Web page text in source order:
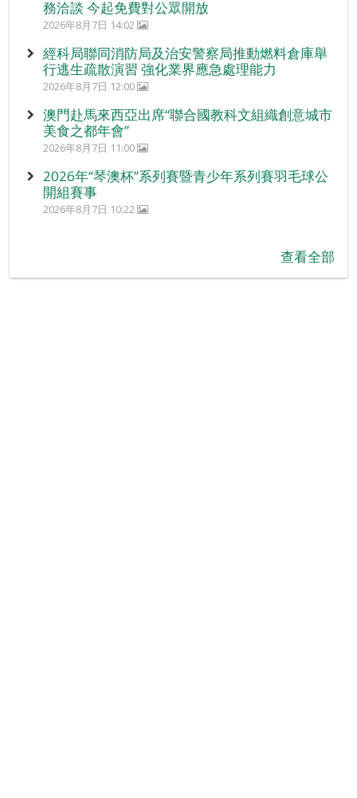
務洽談 今起免費對公眾開放
2026年8月7日 14:02
經科局聯同消防局及治安警察局推動燃料倉庫舉
行逃生疏散演習 強化業界應急處理能力
2026年8月7日 12:00
澳門赴馬來西亞出席“聯合國教科文組織創意城市
美食之都年會”
2026年8月7日 11:00
2026年“琴澳杯”系列賽暨青少年系列賽羽毛球公
開組賽事
2026年8月7日 10:22
查看全部